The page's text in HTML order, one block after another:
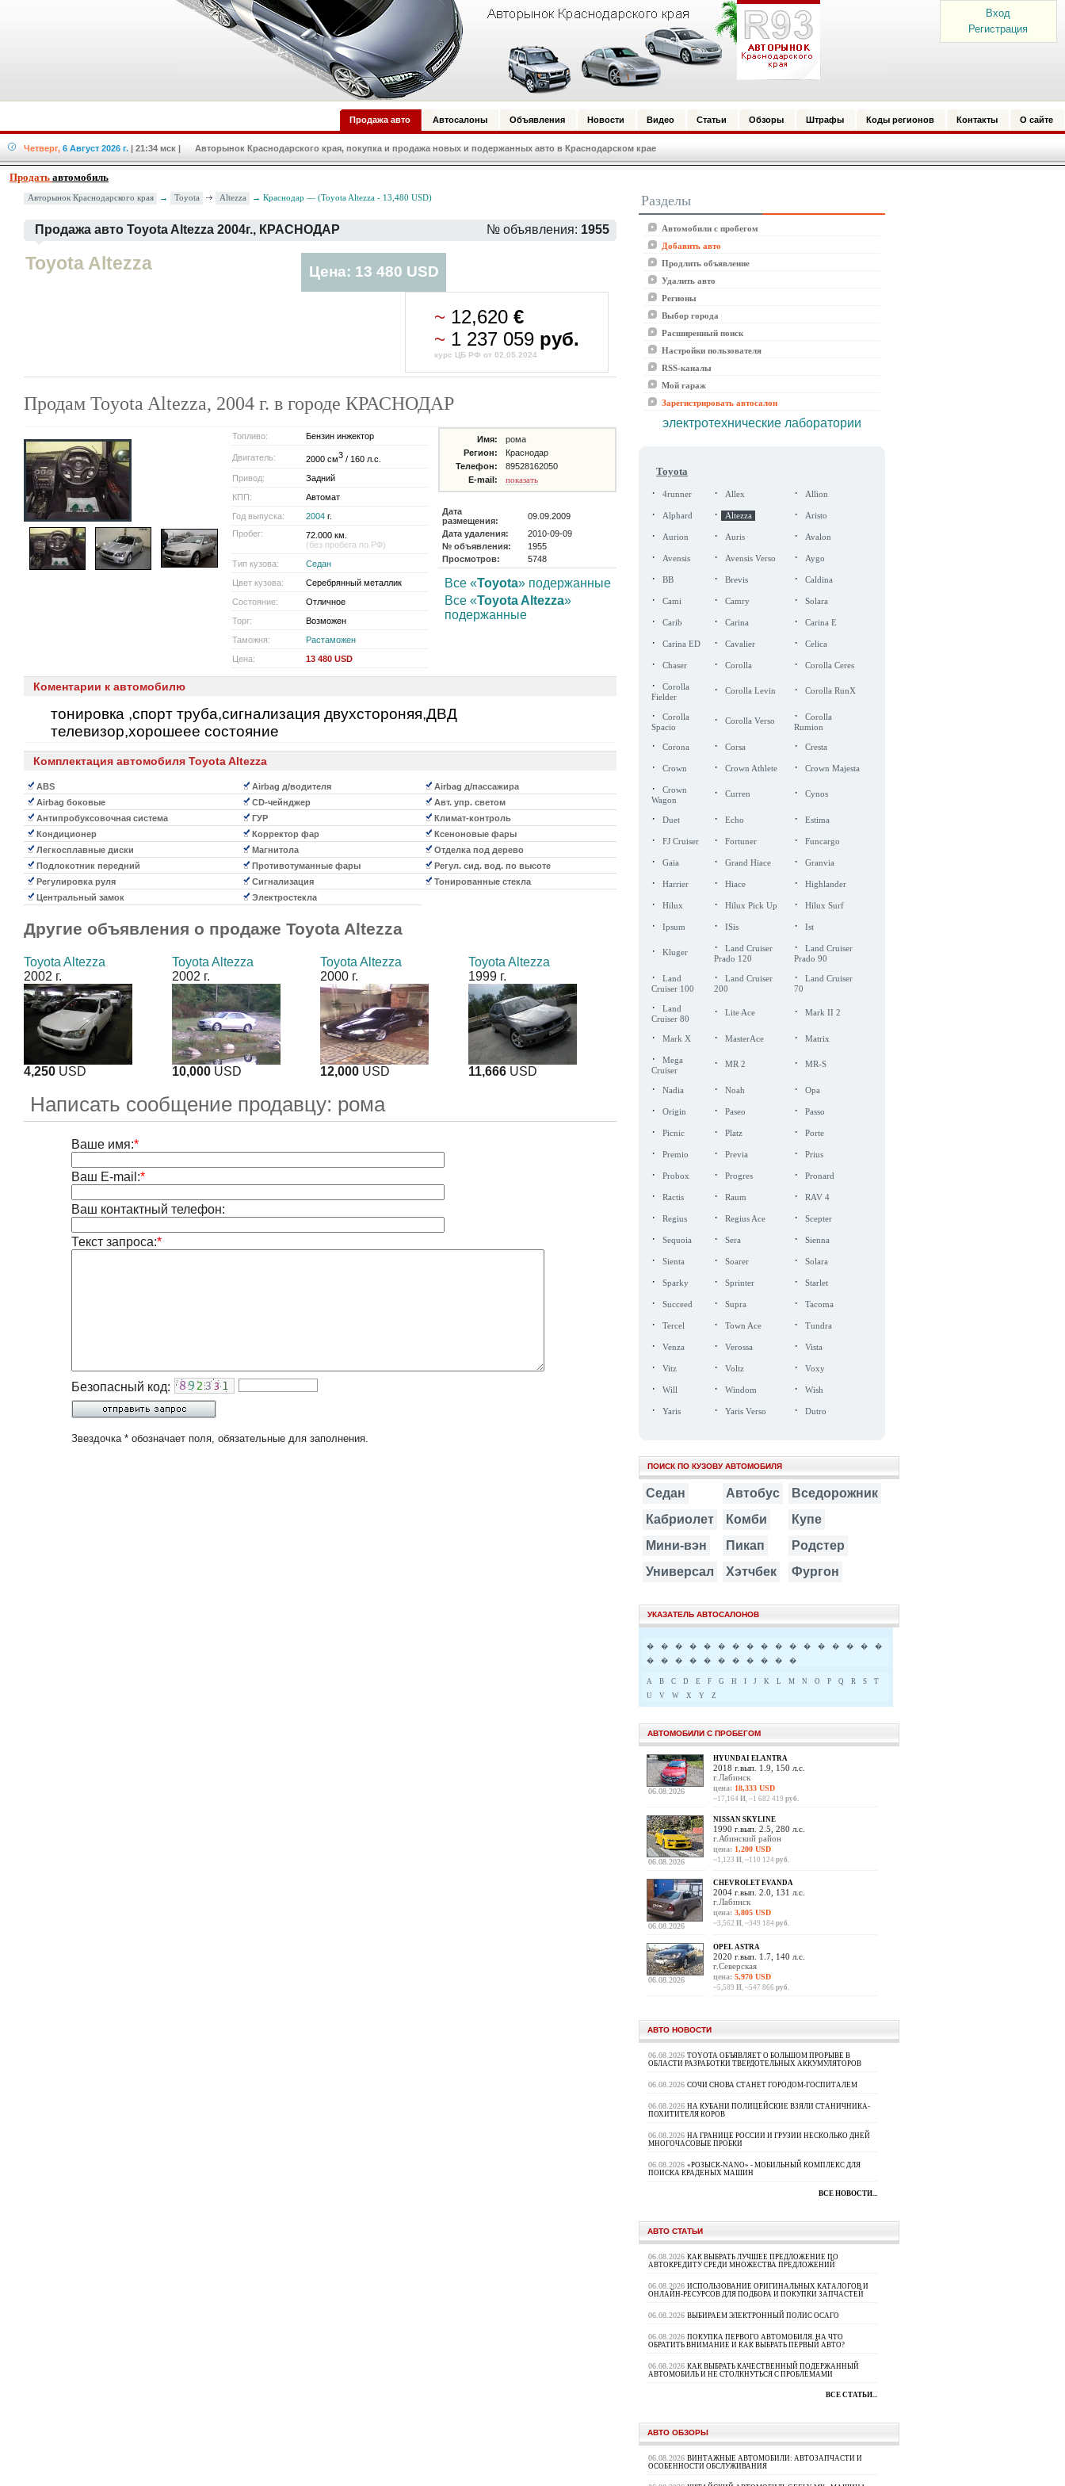
Вход
Регистрация
Продажа авто Автосалоны Объявления Новости Видео Статьи Обзоры Штрафы Коды регионов Контакты О сайте
Четверг, 6 Август 2026 г. | 21:34 мск | Авторынок Краснодарского края, покупка и продажа новых и подержанных авто в Краснодарском крае
Продать автомобиль
Авторынок Краснодарского края → Toyota Altezza → Краснодар — (Toyota Altezza - 13,480 USD)
Продажа авто Toyota Altezza 2004г., КРАСНОДАР № объявления: 1955
Toyota Altezza Цена: 13 480 USD
~ 12,620€
~ 1 237 059 руб.
курс ЦБ РФ от 02.05.2024
Продам Toyota Altezza, 2004 г. в городе КРАСНОДАР
Топливо: Бензин инжектор
Двигатель: 2000 см3 / 160 л.с.
Привод:
Задний
КПП:
Автомат
Год выпуска:
2004 г.
Пробег:
72.000 км.
(без пробега по РФ)
Тип кузова:
Седан
Цвет кузова:
Серебрянный металлик
Состояние:
Отличное
Торг:
Возможен
Таможня:
Растаможен
Цена:
13 480 USD
Имя:
рома
Регион:
Краснодар
Телефон:
89528162050
E-mail:
показать
Дата
размещения:
09.09.2009
Дата удаления:
2010-09-09
№ объявления:
1955
Просмотров:
5748
Все «Toyota» подержанные
Все «Toyota Altezza»
подержанные
Коментарии к автомобилю
тонировка ,спорт труба,сигнализация двухстороняя,ДВД
телевизор,хорошеее состояние
Комплектация автомобиля Toyota Altezza
ABS Airbag д/водителя
Airbag д/пассажира
Airbag боковые
CD-чейнджер
Авт. упр. светом
Антипробуксовочная система
ГУР
Климат-контроль
Кондиционер
Корректор фар
Ксеноновые фары
Легкосплавные диски
Магнитола
Отделка под дерево
Подлокотник передний
Противотуманные фары
Регул. сид. вод. по высоте
Регулировка руля
Сигнализация
Тонированные стекла
Центральный замок
Электростекла
Другие объявления о продаже Toyota Altezza
Toyota Altezza
2002 г.
4,250 USD
Toyota Altezza
2002 г.
10,000 USD
Toyota Altezza
2000 г.
12,000 USD
Toyota Altezza
1999 г.
11,666 USD
Написать сообщение продавцу: рома
Ваше имя:*
Ваш E-mail:*
Ваш контактный телефон:
Текст запроса:*
Безопасный код:
Звездочка * обозначает поля, обязательные для заполнения.
Разделы
Автомобили с пробегом
Добавить авто
Продлить объявление
Удалить авто
Регионы
Выбор города
Расширенный поиск
Настройки пользователя
RSS-каналы
Мой гараж
Зарегистрировать автосалон
электротехнические лаборатории
Toyota
· 4runner · Allex · Allion
· Alphard · Altezza · Aristo
· Aurion · Auris · Avalon
· Avensis · Avensis Verso · Aygo
· BB · Brevis · Caldina
· Cami · Camry · Solara
· Carib · Carina · Carina E
· Carina ED · Cavalier · Celica
· Chaser · Corolla · Corolla Ceres
·
Corolla
Fielder
· Corolla Levin · Corolla RunX
·
Corolla
Spacio
· Corolla Verso ·
Corolla
Rumion
· Corona · Corsa · Cresta
· Crown · Crown Athlete · Crown Majesta
·
Crown
Wagon
· Curren · Cynos
· Duet · Echo · Estima
· FJ Cruiser · Fortuner · Funcargo
· Gaia · Grand Hiace · Granvia
· Harrier · Hiace · Highlander
· Hilux · Hilux Pick Up · Hilux Surf
· Ipsum · ISis · Ist
· Kluger ·
Land Cruiser
Prado 120
·
Land Cruiser
Prado 90
·
Land
Cruiser 100
·
Land Cruiser
200
·
Land Cruiser
70
·
Land
Cruiser 80
· Lite Ace · Mark II 2
· Mark X · MasterAce · Matrix
·
Mega
Cruiser
· MR 2 · MR-S
· Nadia · Noah · Opa
· Origin · Paseo · Passo
· Picnic · Platz · Porte
· Premio · Previa · Prius
· Probox · Progres · Pronard
· Ractis · Raum · RAV 4
· Regius · Regius Ace · Scepter
· Sequoia · Sera · Sienna
· Sienta · Soarer · Solara
· Sparky · Sprinter · Starlet
· Succeed · Supra · Tacoma
· Tercel · Town Ace · Tundra
· Venza · Verossa · Vista
· Vitz · Voltz · Voxy
· Will · Windom · Wish
· Yaris · Yaris Verso · Dutro
ПОИСК ПО КУЗОВУ АВТОМОБИЛЯ
Седан Автобус
Вседорожник
Кабриолет
Комби
Купе
Мини-вэн
Пикап
Родстер
Универсал
Хэтчбек Фургон
УКАЗАТЕЛЬ АВТОСАЛОНОВ
� � � � � � � � � � � � � � � �
�
�
� � � � � � � � � �
A B C D E F G H I J K L M N O P Q R S
T
U
V W X Y Z
АВТОМОБИЛИ С ПРОБЕГОМ
06.08.2026
HYUNDAI ELANTRA
2018 г.вып. 1.9, 150 л.с.
г.Лабинск
цена: 18,333 USD
~17,164 И, ~1 682 419 руб.
06.08.2026
NISSAN SKYLINE
1990 г.вып. 2.5, 280 л.с.
г.Абинский район
цена: 1,200 USD
~1,123 И, ~110 124 руб.
06.08.2026
CHEVROLET EVANDA
2004 г.вып. 2.0, 131 л.с.
г.Лабинск
цена: 3,805 USD
~3,562 И, ~349 184 руб.
06.08.2026
OPEL ASTRA
2020 г.вып. 1.7, 140 л.с.
г.Северская
цена: 5,970 USD
~5,589 И, ~547 866 руб.
АВТО НОВОСТИ
06.08.2026 TOYOTA ОБЪЯВЛЯЕТ О БОЛЬШОМ ПРОРЫВЕ В
ОБЛАСТИ РАЗРАБОТКИ ТВЕРДОТЕЛЬНЫХ АККУМУЛЯТОРОВ
06.08.2026 СОЧИ СНОВА СТАНЕТ ГОРОДОМ-ГОСПИТАЛЕМ
06.08.2026 НА КУБАНИ ПОЛИЦЕЙСКИЕ ВЗЯЛИ СТАНИЧНИКА-
ПОХИТИТЕЛЯ КОРОВ
06.08.2026 НА ГРАНИЦЕ РОССИИ И ГРУЗИИ НЕСКОЛЬКО ДНЕЙ
МНОГОЧАСОВЫЕ ПРОБКИ
06.08.2026 «РОЗЫСК-NANO» - МОБИЛЬНЫЙ КОМПЛЕКС ДЛЯ
ПОИСКА КРАДЕНЫХ МАШИН
ВСЕ НОВОСТИ...
АВТО СТАТЬИ
06.08.2026 КАК ВЫБРАТЬ ЛУЧШЕЕ ПРЕДЛОЖЕНИЕ ПО
АВТОКРЕДИТУ СРЕДИ МНОЖЕСТВА ПРЕДЛОЖЕНИЙ
06.08.2026 ИСПОЛЬЗОВАНИЕ ОРИГИНАЛЬНЫХ КАТАЛОГОВ И
ОНЛАЙН-РЕСУРСОВ ДЛЯ ПОДБОРА И ПОКУПКИ ЗАПЧАСТЕЙ
06.08.2026 ВЫБИРАЕМ ЭЛЕКТРОННЫЙ ПОЛИС ОСАГО
06.08.2026 ПОКУПКА ПЕРВОГО АВТОМОБИЛЯ. НА ЧТО
ОБРАТИТЬ ВНИМАНИЕ И КАК ВЫБРАТЬ ПЕРВЫЙ АВТО?
06.08.2026 КАК ВЫБРАТЬ КАЧЕСТВЕННЫЙ ПОДЕРЖАННЫЙ
АВТОМОБИЛЬ И НЕ СТОЛКНУТЬСЯ С ПРОБЛЕМАМИ
ВСЕ СТАТЬИ...
АВТО ОБЗОРЫ
06.08.2026 ВИНТАЖНЫЕ АВТОМОБИЛИ: АВТОЗАПЧАСТИ И
ОСОБЕННОСТИ ОБСЛУЖИВАНИЯ